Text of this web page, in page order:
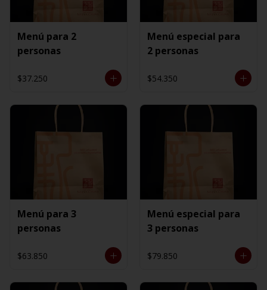
Menú para 2
personas
$37.250
Menú especial para
2 personas
$54.350
Menú para 3
personas
$63.850
Menú especial para
3 personas
$79.850